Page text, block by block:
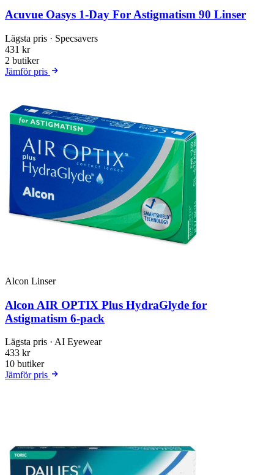
Acuvue Oasys 1-Day For Astigmatism 90 Linser
Lägsta pris · Specsavers
431 kr
2 butiker
Jämför pris
Alcon Linser
Alcon AIR OPTIX Plus HydraGlyde for
Astigmatism 6-pack
Lägsta pris · AI Eyewear
433 kr
10 butiker
Jämför pris